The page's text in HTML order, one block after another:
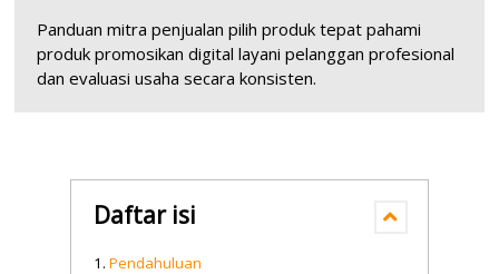
Panduan mitra penjualan pilih produk tepat pahami
produk promosikan digital layani pelanggan profesional
dan evaluasi usaha secara konsisten.
Daftar isi
Pendahuluan